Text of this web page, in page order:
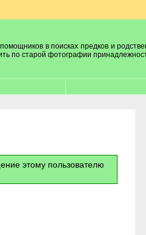
в поисках предков и
по старой фотографии
этому пользователю